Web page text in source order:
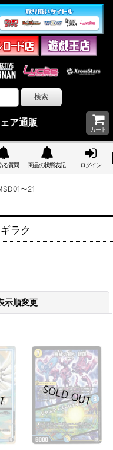
ア通販
カート
る質問 商品の状態表記 ログイン
〜21
ラク
示順変更